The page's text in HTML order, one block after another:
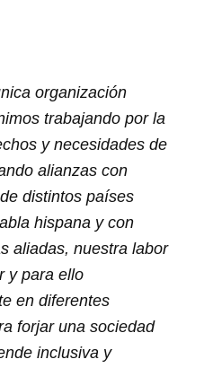
organización
trabajando por la
y necesidades de
alianzas con
distintos países
hispana y con
aliadas, nuestra labor
y para ello
en diferentes
forjar una sociedad
inclusiva y